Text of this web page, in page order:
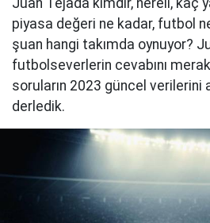
Juan Tejada kimdir, nereli, kaç
piyasa değeri ne kadar, futbol
şuan hangi takımda oynuyor?
futbolseverlerin cevabını
soruların 2023 güncel verilerini
derledik.